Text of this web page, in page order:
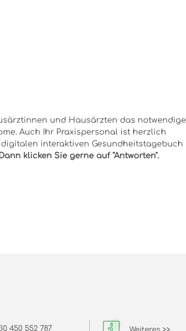
und Hausärzten das notwendige
Auch Ihr Praxispersonal ist herzlich
interaktiven Gesundheitstagebuch
klicken Sie gerne auf "Antworten".
450 552 787